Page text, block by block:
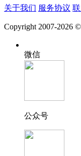
关于我们 服务协议
Copyright 2007-2026
微信
公众号